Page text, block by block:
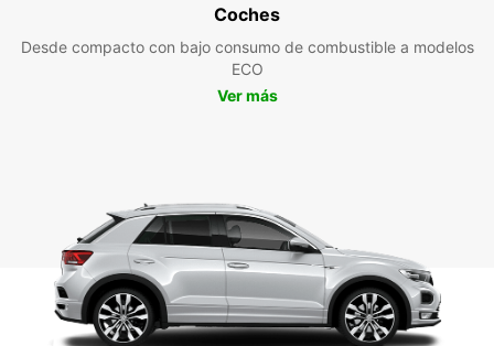
Coches
Desde compacto con bajo consumo de combustible a modelos
ECO
Ver más